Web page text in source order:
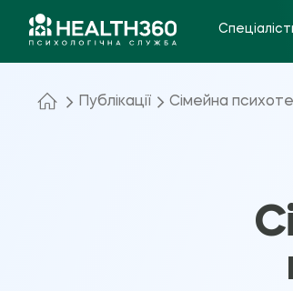
Публікації Сімейна